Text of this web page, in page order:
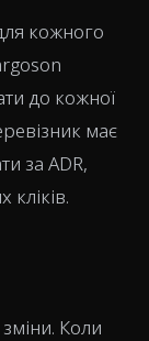
кожного
до кожної
має
за ADR,
Коли